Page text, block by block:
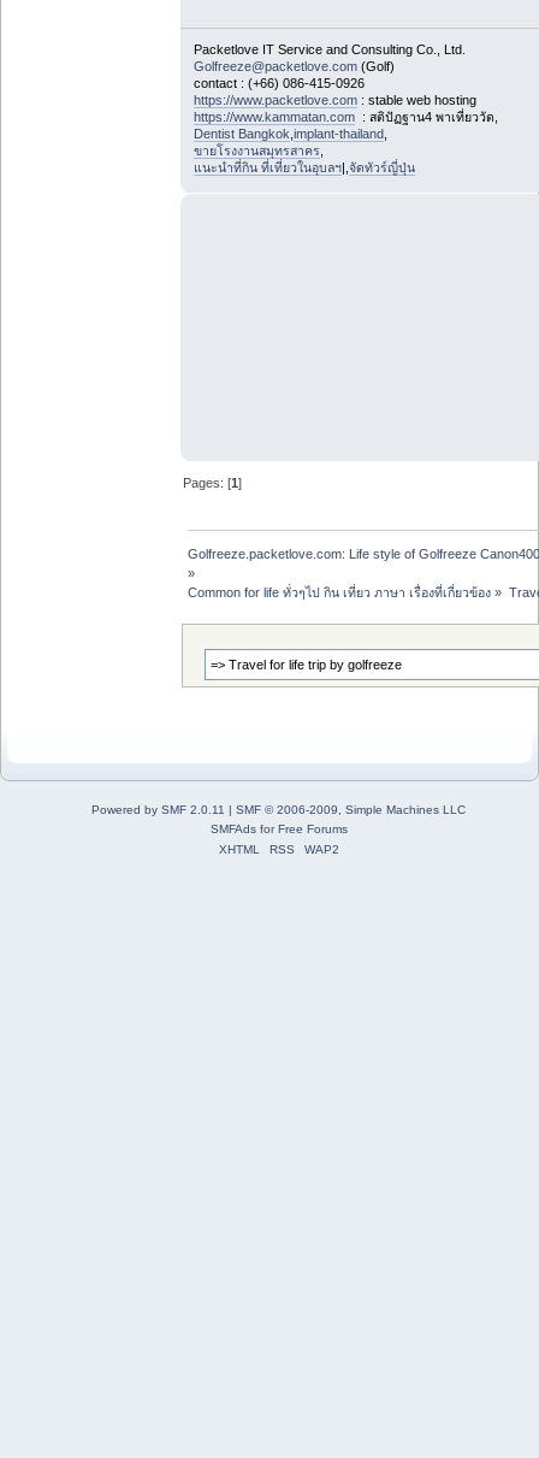
Packetlove IT Service and Consulting Co., Ltd.
Golfreeze@packetlove.com(Golf)
contact : (+66) 086-415-0926
https://www.packetlove.com: stable web hosting
https://www.kammatan.com: สติปัฏฐาน4 พาเที่ยววัด,
Dentist Bangkok,implant-thailand,
ขายโรงงานสมุทรสาคร,
แนะนำที่กิน ที่เที่ยวในอุบลฯ|,จัดทัวร์ญี่ปุ่น
Pages: [1]
Golfreeze.packetlove.com: Life style of Golfreeze
»
Common for life ทั่วๆไป กิน เที่ยว ภาษา เรื่องที่เกี่ยวข้อง »
Powered by SMF 2.0.11 | SMF © 2006-2009, Simple Machines LLC
SMFAdsforFree Forums
XHTML
RSS WAP2